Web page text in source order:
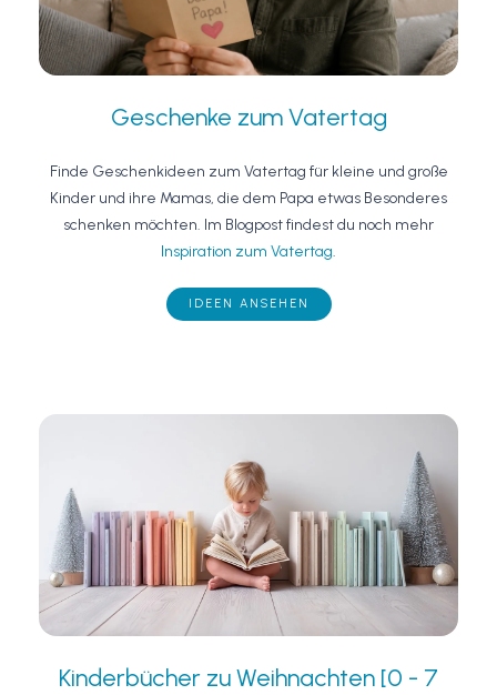
Geschenke zum Vatertag
Finde Geschenkideen zum Vatertag für kleine und große
Kinder und ihre Mamas, die dem Papa etwas Besonderes
schenken möchten. Im Blogpost findest du noch mehr
Inspiration zum Vatertag.
IDEEN ANSEHEN
Kinderbücher zu Weihnachten [0 - 7